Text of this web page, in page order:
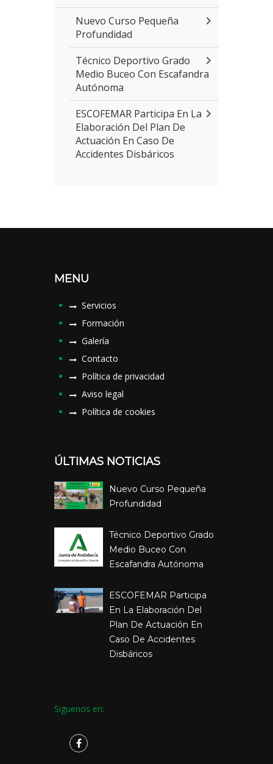
Nuevo Curso Pequeña
Profundidad
Técnico Deportivo Grado
Medio Buceo Con Escafandra
Autónoma
ESCOFEMAR Participa En La
Elaboración Del Plan De
Actuación En Caso De
Accidentes Disbáricos
MENU
Servicios
Formación
Galería
Contacto
Política de privacidad
Aviso legal
Política de cookies
ÚLTIMAS NOTICIAS
Nuevo Curso Pequeña
Profundidad
Técnico Deportivo Grado
Medio Buceo Con
Escafandra Autónoma
ESCOFEMAR Participa
En La Elaboración Del
Plan De Actuación En
Caso De Accidentes
Disbáricos
Siguenos en: